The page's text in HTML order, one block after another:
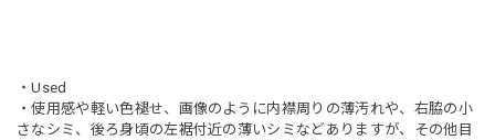
・Used
・使用感や軽い色褪せ、画像のように内襟周りの薄汚れや、右脇の小
さなシミ、後ろ身頃の左裾付近の薄いシミなどありますが、その他目